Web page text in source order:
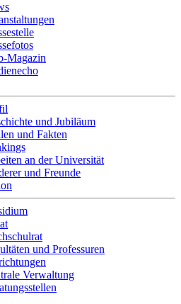
Magazin
und Jubiläum
und Fakten
an der Universität
und Freunde
und Professuren
Verwaltung